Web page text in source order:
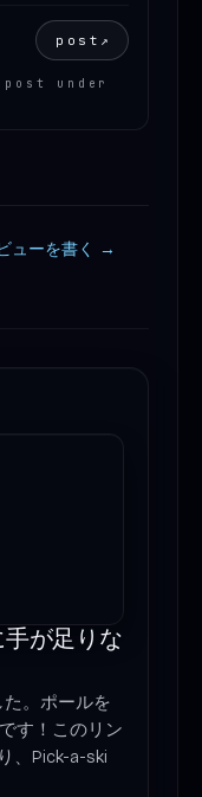
post ↗
under
ューを書く →
が足りな
。ポールを
す！このリン
、Pick-a-ski